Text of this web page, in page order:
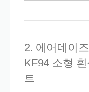
2. 에어데이
KF94 소형
트